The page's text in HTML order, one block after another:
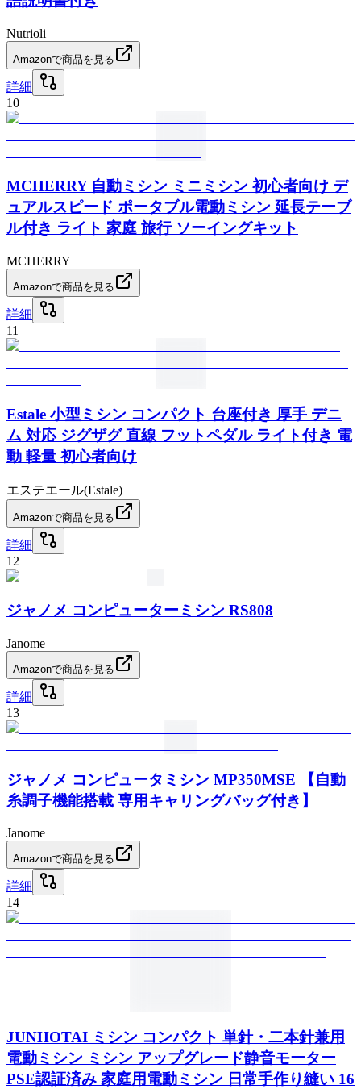
Nutrioli
Amazonで商品を見る
詳細
10
MCHERRY 自動ミシン ミニミシン 初心者向け デ
ュアルスピード ポータブル電動ミシン 延長テーブ
ル付き ライト 家庭 旅行 ソーイングキット
MCHERRY
Amazonで商品を見る
詳細
11
Estale 小型ミシン コンパクト 台座付き 厚手 デニ
ム 対応 ジグザグ 直線 フットペダル ライト付き 電
動 軽量 初心者向け
エステエール(Estale)
Amazonで商品を見る
詳細
12
ジャノメ コンピューターミシン RS808
Janome
Amazonで商品を見る
詳細
13
ジャノメ コンピュータミシン MP350MSE 【自動
糸調子機能搭載 専用キャリングバッグ付き】
Janome
Amazonで商品を見る
詳細
14
JUNHOTAI ミシン コンパクト 単針・二本針兼用
電動ミシン ミシン アップグレード静音モーター
PSE認証済み 家庭用電動ミシン 日常手作り縫い 16